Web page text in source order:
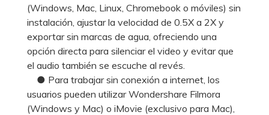
(Windows, Mac, Linux, Chromebook o móviles) sin
instalación, ajustar la velocidad de 0.5X a 2X y
exportar sin marcas de agua, ofreciendo una
opción directa para silenciar el video y evitar que
el audio también se escuche al revés.
● Para trabajar sin conexión a internet, los
usuarios pueden utilizar Wondershare Filmora
(Windows y Mac) o iMovie (exclusivo para Mac),